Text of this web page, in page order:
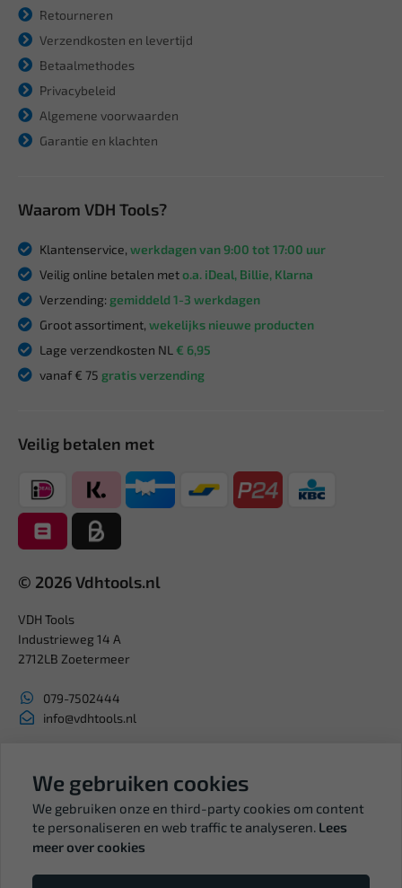
Retourneren
Verzendkosten en levertijd
Betaalmethodes
Privacybeleid
Algemene voorwaarden
Garantie en klachten
Waarom VDH Tools?
Klantenservice, werkdagen van 9:00 tot 17:00 uur
Veilig online betalen meto.a. iDeal, Billie, Klarna
Verzending: gemiddeld 1-3 werkdagen
Groot assortiment, wekelijks nieuwe producten
Lage verzendkosten NL € 6,95
vanaf € 75 gratis verzending
Veilig betalen met
© 2026 Vdhtools.nl
VDH Tools
Industrieweg 14 A
2712LB Zoetermeer
079-7502444
info@vdhtools.nl
BTW: NL819958657B01
We gebruiken cookies
We gebruiken onze en third-party cookies om content
te personaliseren en web traffic te analyseren. Lees
meer over cookies